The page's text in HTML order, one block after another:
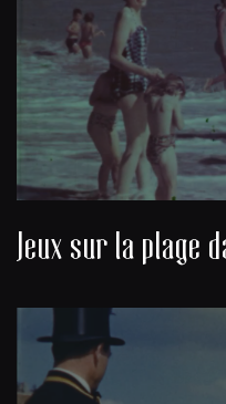
Jeux sur la plage